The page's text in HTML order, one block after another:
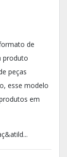
de
produto
peças
esse modelo
em